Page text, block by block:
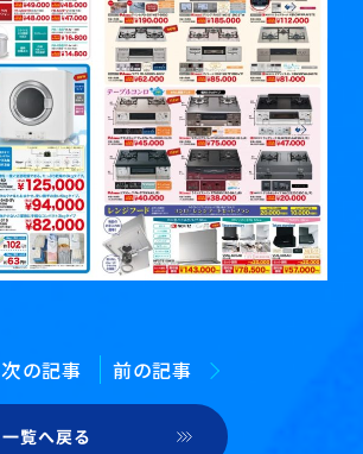
次の記事 前の記事
一覧へ戻る